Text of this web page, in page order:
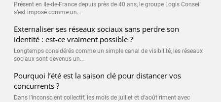
Présent en Ile-de-France depuis près de 40 ans, le groupe Logis Conseil
s’est imposé comme un...
Externaliser ses réseaux sociaux sans perdre son
identité : est-ce vraiment possible ?
Longtemps considérés comme un simple canal de visibilité, les réseaux
sociaux sont devenus un...
Pourquoi l’été est la saison clé pour distancer vos
concurrents ?
Dans l’inconscient collectif, les mois de juillet et d’août riment avec